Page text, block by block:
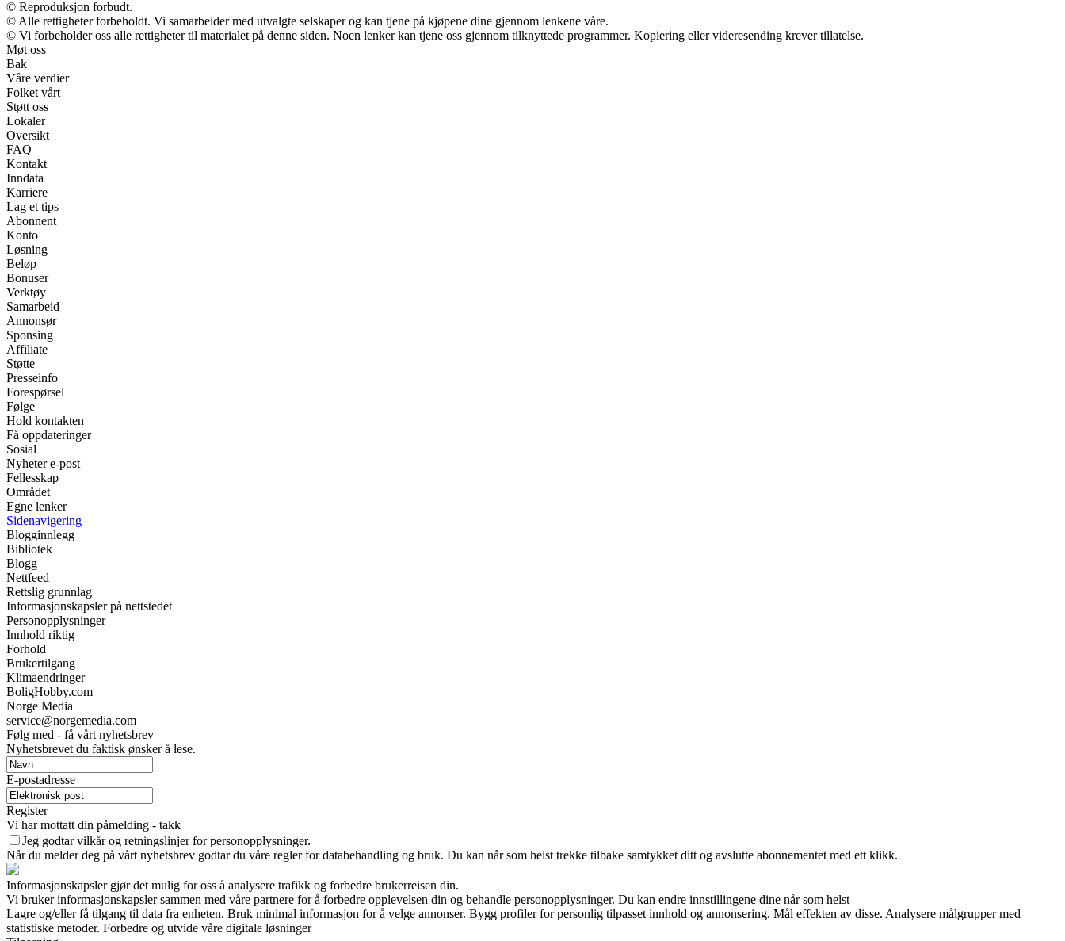
© Reproduksjon forbudt.
© Alle rettigheter forbeholdt. Vi samarbeider med utvalgte selskaper og kan tjene på kjøpene dine gjennom lenkene våre.
© Vi forbeholder oss alle rettigheter til materialet på denne siden. Noen lenker kan tjene oss gjennom tilknyttede programmer. Kopiering eller videresending krever tillatelse.
Møt oss
Bak
Våre verdier
Folket vårt
Støtt oss
Lokaler
Oversikt
FAQ
Kontakt
Inndata
Karriere
Lag et tips
Abonnent
Konto
Løsning
Beløp
Bonuser
Verktøy
Samarbeid
Annonsør
Sponsing
Affiliate
Støtte
Presseinfo
Forespørsel
Følge
Hold kontakten
Få oppdateringer
Sosial
Nyheter e-post
Fellesskap
Området
Egne lenker
Sidenavigering
Blogginnlegg
Bibliotek
Blogg
Nettfeed
Rettslig grunnlag
Informasjonskapsler på nettstedet
Personopplysninger
Innhold riktig
Forhold
Brukertilgang
Klimaendringer
BoligHobby.com
Norge Media
service@norgemedia.com
Følg med - få vårt nyhetsbrev
Nyhetsbrevet du faktisk ønsker å lese.
E-postadresse
Register
Vi har mottatt din påmelding - takk
Jeg godtar vilkår og retningslinjer for personopplysninger.
Når du melder deg på vårt nyhetsbrev godtar du våre regler for databehandling og bruk. Du kan når som helst trekke tilbake samtykket ditt og avslutte abonnementet med ett klikk.
Informasjonskapsler gjør det mulig for oss å analysere trafikk og forbedre brukerreisen din.
Vi bruker informasjonskapsler sammen med våre partnere for å forbedre opplevelsen din og behandle personopplysninger. Du kan endre innstillingene dine når som helst
Lagre og/eller få tilgang til data fra enheten. Bruk minimal informasjon for å velge annonser. Bygg profiler for personlig tilpasset innhold og annonsering. Mål effekten av disse. Analysere målgrupper med
statistiske metoder. Forbedre og utvide våre digitale løsninger